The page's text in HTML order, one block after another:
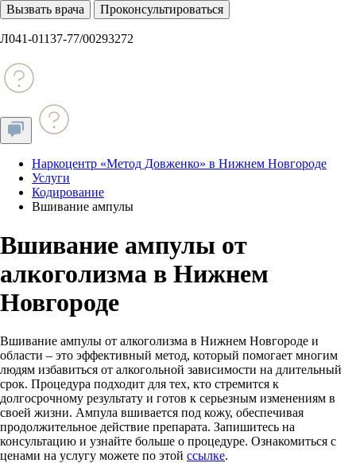
Вызвать врача Проконсультироваться
Л041-01137-77/00293272
Наркоцентр «Метод Довженко» в Нижнем Новгороде
Услуги
Кодирование
Вшивание ампулы
Вшивание ампулы от
алкоголизма в Нижнем
Новгороде
Вшивание ампулы от алкоголизма в Нижнем Новгороде и
области – это эффективный метод, который помогает многим
людям избавиться от алкогольной зависимости на длительный
срок. Процедура подходит для тех, кто стремится к
долгосрочному результату и готов к серьезным изменениям в
своей жизни. Ампула вшивается под кожу, обеспечивая
продолжительное действие препарата. Запишитесь на
консультацию и узнайте больше о процедуре. Ознакомиться с
ценами на услугу можете по этой ссылке.